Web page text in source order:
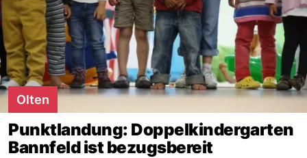
Olten
Punktlandung: Doppelkindergarten
Bannfeld ist bezugsbereit